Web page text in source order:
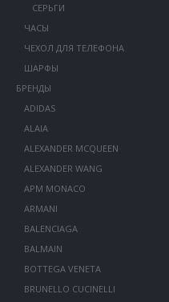
СЕРЬГИ
ЧАСЫ
ЧЕХОЛ ДЛЯ ТЕЛЕФОНА
ШАРФЫ
БРЕНДЫ
ADIDAS
ALAIA
ALEXANDER MCQUEEN
ALEXANDER WANG
APM MONACO
ARMANI
BALENCIAGA
BALMAIN
BOTTEGA VENETA
BRUNELLO CUCINELLI